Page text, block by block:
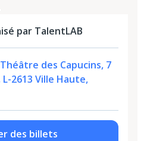
par TalentLAB
des Capucins, 7
2613 Ville Haute,
des billets